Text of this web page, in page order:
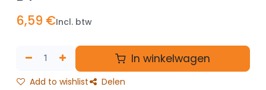
6,59 €Incl. btw
In winkelwagen
Add to wishlist Delen